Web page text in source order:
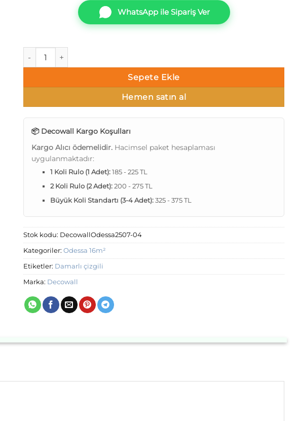
WhatsApp ile Sipariş Ver
Decowall Odessa 2507-04 Damarlı çizgili Duvar Kağıdı 16m² adet
Sepete Ekle
Hemen satın al
📦 Decowall Kargo Koşulları
Kargo Alıcı ödemelidir. Hacimsel paket hesaplaması
uygulanmaktadır:
1 Koli Rulo (1 Adet):185 - 225 TL
2 Koli Rulo (2 Adet):200 - 275 TL
Büyük Koli Standartı (3-4 Adet):325 - 375 TL
Stok kodu: DecowallOdessa2507-04
Kategoriler: Odessa 16m²
Etiketler: Damarlı çizgili
Marka: Decowall